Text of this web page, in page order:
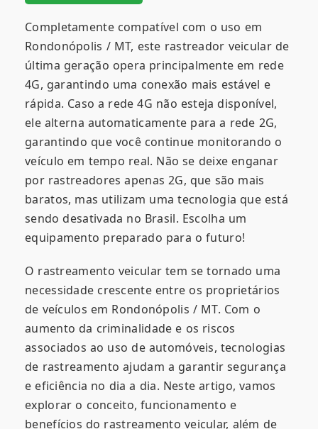
Completamente compatível com o uso em
Rondonópolis / MT, este rastreador veicular de
última geração opera principalmente em rede
4G, garantindo uma conexão mais estável e
rápida. Caso a rede 4G não esteja disponível,
ele alterna automaticamente para a rede 2G,
garantindo que você continue monitorando o
veículo em tempo real. Não se deixe enganar
por rastreadores apenas 2G, que são mais
baratos, mas utilizam uma tecnologia que está
sendo desativada no Brasil. Escolha um
equipamento preparado para o futuro!
O rastreamento veicular tem se tornado uma
necessidade crescente entre os proprietários
de veículos em Rondonópolis / MT. Com o
aumento da criminalidade e os riscos
associados ao uso de automóveis, tecnologias
de rastreamento ajudam a garantir segurança
e eficiência no dia a dia. Neste artigo, vamos
explorar o conceito, funcionamento e
benefícios do rastreamento veicular, além de